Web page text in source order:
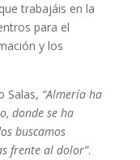
trabajáis en la
para el
y los
Salas, “Almería ha
donde se ha
buscamos
frente al dolor”.